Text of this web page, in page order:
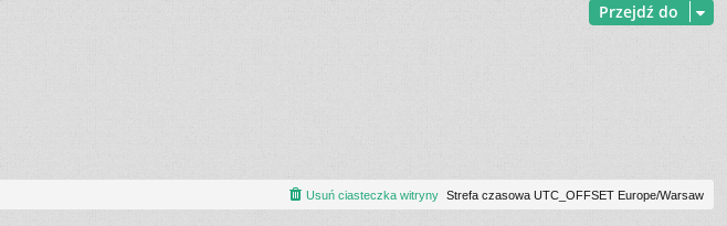
Przejdź do
Strefa czasowa UTC_OFFSET Europe/Warsaw
Usuń ciasteczka witryny